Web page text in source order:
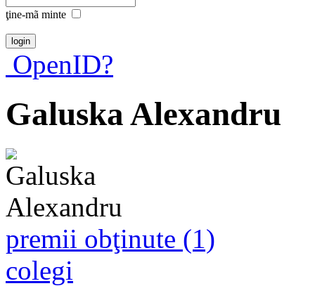
ţine-mã minte
OpenID?
Galuska Alexandru
premii obţinute (1)
colegi